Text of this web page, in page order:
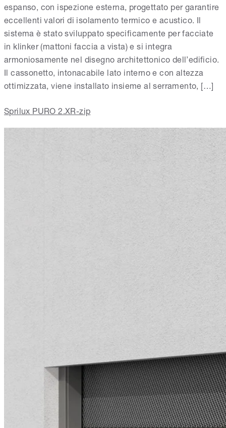
espanso, con ispezione esterna, progettato per garantire
eccellenti valori di isolamento termico e acustico. Il
sistema è stato sviluppato specificamente per facciate
in klinker (mattoni faccia a vista) e si integra
armoniosamente nel disegno architettonico dell’edificio.
Il cassonetto, intonacabile lato interno e con altezza
ottimizzata, viene installato insieme al serramento, […]
Sprilux PURO 2.XR-zip